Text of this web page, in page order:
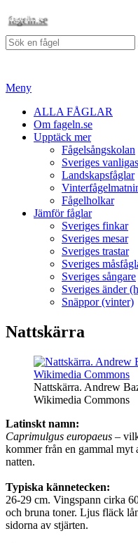
Hoppa
till
innehåll
fageln.se
Sök
efter:
Meny
Primär
meny
ALLA FÅGLAR
Om fageln.se
Upptäck mer
Fågelsångskolan
Sveriges
Landskapsfåglar
Fågelholkar
Jämför fåglar
Sveriges finkar
Sveriges mesar
Sveriges trastar
Sveriges
Sveriges sångare
Sveriges änder
Snäppor (vinter)
Nattskärra
Nattskärra. Andrew
Wikimedia Commons
Latinskt namn:
Caprimulgus europaeus –
kommer från en gammal myt
natten.
Typiska kännetecken:
26-29 cm. Vingspann cirka
och bruna toner. Ljus fläck
sidorna av stjärten.